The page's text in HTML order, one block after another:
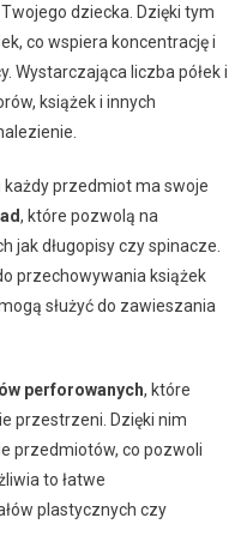
dziecka. Dzięki tym
co wspiera koncentrację i
Wystarczająca liczba półek i
książek i innych
przedmiot ma swoje
, które pozwolą na
jak długopisy czy spinacze.
przechowywania książek
służyć do zawieszania
perforowanych, które
przestrzeni. Dzięki nim
przedmiotów, co pozwoli
to łatwe
plastycznych czy